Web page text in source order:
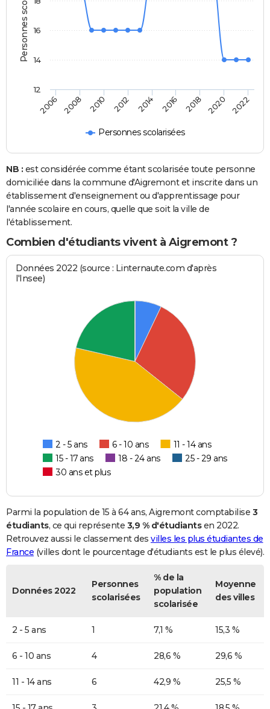
Personnes scolarisées
2006 2008 2010 2012 2014 2016 2018 2020 2022
12
14
16
NB : est considérée comme étant scolarisée toute personne
domiciliée dans la commune d'Aigremont et inscrite dans un
établissement d'enseignement ou d'apprentissage pour
l'année scolaire en cours, quelle que soit la ville de
l'établissement.
Combien d'étudiants vivent à Aigremont ?
Données 2022 (source : Linternaute.com d'après
l'Insee)
2 - 5 ans 6 - 10 ans
11 - 14 ans
15 - 17 ans
18 - 24 ans
25 - 29 ans
30 ans et plus
Parmi la population de 15 à 64 ans, Aigremont comptabilise 3
étudiants, ce qui représente 3,9 % d'étudiantsen 2022.
Retrouvez aussi le classement des villes les plus étudiantes de
France (villes dont le pourcentage d'étudiants est le plus élevé).
Données 2022
Personnes
scolarisées
% de la
population
scolarisée
Moyenne
des villes
2 - 5 ans 1 7,1 % 15,3 %
6 - 10 ans 4 28,6 % 29,6 %
11 - 14 ans 6 42,9 % 25,5 %